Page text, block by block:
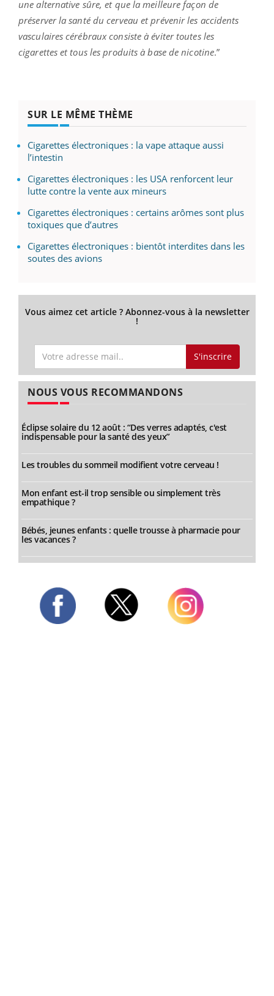
une alternative sûre, et que la meilleure façon de
préserver la santé du cerveau et prévenir les accidents
vasculaires cérébraux consiste à éviter toutes les
cigarettes et tous les produits à base de nicotine.”
SUR LE MÊME THÈME
Cigarettes électroniques : la vape attaque aussi
l’intestin
Cigarettes électroniques : les USA renforcent leur
lutte contre la vente aux mineurs
Cigarettes électroniques : certains arômes sont plus
toxiques que d’autres
Cigarettes électroniques : bientôt interdites dans les
soutes des avions
Vous aimez cet article ? Abonnez-vous à la newsletter
!
S'inscrire
NOUS VOUS RECOMMANDONS
Éclipse solaire du 12 août : “Des verres adaptés, c'est
indispensable pour la santé des yeux”
Les troubles du sommeil modifient votre cerveau !
Mon enfant est-il trop sensible ou simplement très
empathique ?
Bébés, jeunes enfants : quelle trousse à pharmacie pour
les vacances ?